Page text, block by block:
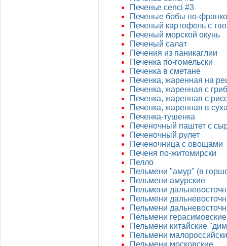
Печенье cenci #3
Печеные бобы по-
Печеный картофель с
Печеный морской окунь
Печеный салат
Печения из паникаглии
Печенка по-гомельски
Печенка в сметане
Печенка, жаренная на
Печенка, жаренная с
Печенка, жаренная с
Печенка, жаренная в
Печенка-тушенка
Печеночный паштет с
Печеночный рулет
Печеночница с овощами
Печеня по-житомирски
Пелло
Пельмени "амур" (в
Пельмени амурские
Пельмени
Пельмени
Пельмени
Пельмени герасимовские
Пельмени китайские
Пельмени
Пельмени московские